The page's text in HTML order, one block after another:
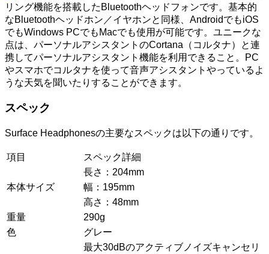
リング機能を搭載したBluetoothヘッドフォンです。基本的
なBluetoothヘッドホン／イヤホンと同様、AndroidでもiOS
でもWindows PCでもMacでも使用が可能です。ユニークな
点は、パーソナルアシスタントのCortana（コルタナ）と連
携してパーソナルアシスタント機能を利用できること。PC
やスマホでコルタナを使って音声アシスタントやっているよ
うな天気を聞いたりすることができます。
スペック
Surface Headphonesの主要なスペックは以下の通りです。
項目 スペック詳細
本体サイズ
長さ：204mm
幅：195mm
高さ：48mm
重量
290g
色
グレー
最大30dBのアクティブノイズキャンセリ